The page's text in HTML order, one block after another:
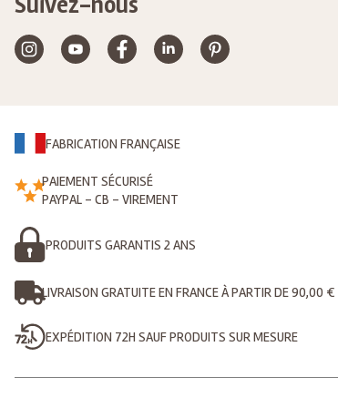
FABRICATION FRANÇAISE
PAIEMENT SÉCURISÉ
PAYPAL - CB - VIREMENT
PRODUITS GARANTIS 2 ANS
LIVRAISON GRATUITE EN FRANCE À PARTIR DE 90,00 €
EXPÉDITION 72H SAUF PRODUITS SUR MESURE